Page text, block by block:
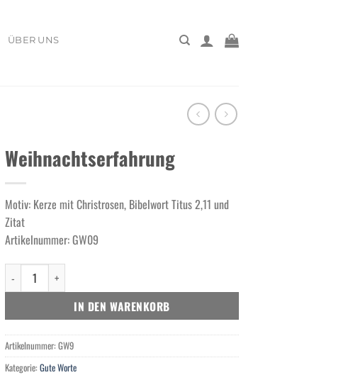
ÜBER UNS
Weihnachtserfahrung
Motiv: Kerze mit Christrosen, Bibelwort Titus 2,11 und
Zitat
Artikelnummer: GW09
Weihnachtserfahrung Menge
IN DEN WARENKORB
Artikelnummer: GW9
Kategorie: Gute Worte